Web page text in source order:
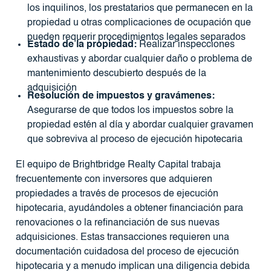
los inquilinos, los prestatarios que permanecen en la
propiedad u otras complicaciones de ocupación que
pueden requerir procedimientos legales separados
Estado de la propiedad:Realizar inspecciones
exhaustivas y abordar cualquier daño o problema de
mantenimiento descubierto después de la
adquisición
Resolución de impuestos y gravámenes:
Asegurarse de que todos los impuestos sobre la
propiedad estén al día y abordar cualquier gravamen
que sobreviva al proceso de ejecución hipotecaria
El equipo de Brightbridge Realty Capital trabaja
frecuentemente con inversores que adquieren
propiedades a través de procesos de ejecución
hipotecaria, ayudándoles a obtener financiación para
renovaciones o la refinanciación de sus nuevas
adquisiciones. Estas transacciones requieren una
documentación cuidadosa del proceso de ejecución
hipotecaria y a menudo implican una diligencia debida